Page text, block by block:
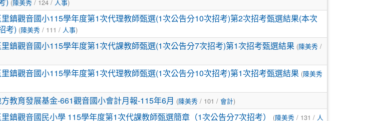
(陳美秀/ 124 / 人事)
鎮觀音國小115學年度第1次代理教師甄選(1次公告分10次招考)第2次招考甄選結果(本次
考) (陳美秀/ 111 / 人事)
鎮觀音國小115學年度第1次代課教師甄選(1次公告分7次招考)第1次招考甄選結果 (陳美秀/
鎮觀音國小115學年度第1次代理教師甄選(1次公告分10次招考)第1次招考甄選結果 (陳美秀
教育發展基金-661觀音國小會計月報-115年6月 (陳美秀/ 101 / 會計)
鎮觀音國民小學 115學年度第1次代課教師甄選簡章（1次公告分7次招考） (陳美秀/ 131 / 人